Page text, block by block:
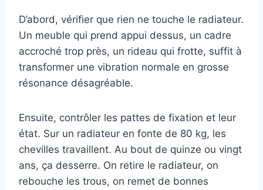
D’abord, vérifier que rien ne touche le radiateur.
Un meuble qui prend appui dessus, un cadre
accroché trop près, un rideau qui frotte, suffit à
transformer une vibration normale en grosse
résonance désagréable.
Ensuite, contrôler les pattes de fixation et leur
état. Sur un radiateur en fonte de 80 kg, les
chevilles travaillent. Au bout de quinze ou vingt
ans, ça desserre. On retire le radiateur, on
rebouche les trous, on remet de bonnes